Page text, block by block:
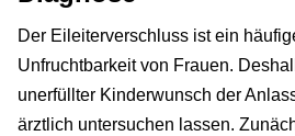
Der Eileiterverschluss ist ein
Unfruchtbarkeit von Frauen.
unerfüllter Kinderwunsch der
ärztlich untersuchen lassen.